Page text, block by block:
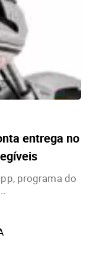
entrega no
programa do